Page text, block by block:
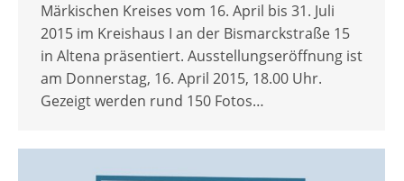
Märkischen Kreises vom 16. April bis 31. Juli
2015 im Kreishaus I an der Bismarckstraße 15
in Altena präsentiert. Ausstellungseröffnung ist
am Donnerstag, 16. April 2015, 18.00 Uhr.
Gezeigt werden rund 150 Fotos…